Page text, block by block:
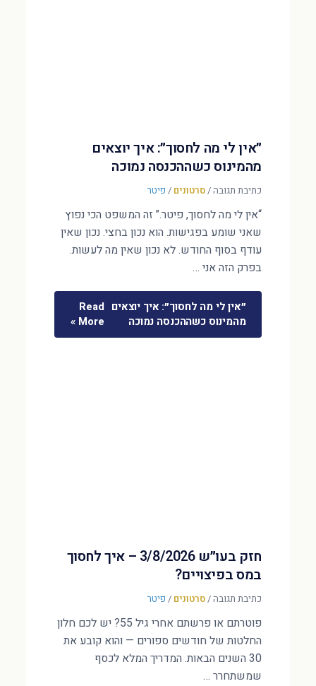
״אין לי מה לחסוך״: איך יוצאים
מהמינוס כשההכנסה נמוכה
כתיבת תגובה/סרטונים / פיטר
“אין לי מה לחסוך, פיטר.” זה המשפט הכי נפוץ
שאני שומע בפגישות. הוא נכון בחצי. נכון שאין
עודף בסוף החודש. לא נכון שאין מה לעשות.
בפרק הזה אני …
״אין לי מה לחסוך״: איך יוצאים
מהמינוס כשההכנסה נמוכה
Read
More »
חזק בעו״ש 3/8/2026 – איך לחסוך
במס בפיצויים?
כתיבת תגובה/סרטונים / פיטר
פוטרתם או פרשתם אחרי גיל 55? יש לכם חלון
החלטות של חודשים ספורים — והוא קובע את
30 השנים הבאות. המדריך המלא לכסף
שמשתחרר …